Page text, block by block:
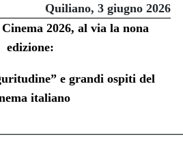
Quiliano, 3 giugno 2026
2026, al via la nona
edizione:
e grandi ospiti del
italiano